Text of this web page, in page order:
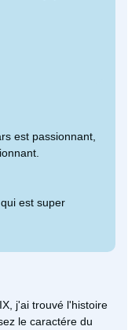
est passionnant,
est super
j'ai trouvé l'histoire
le caractére du